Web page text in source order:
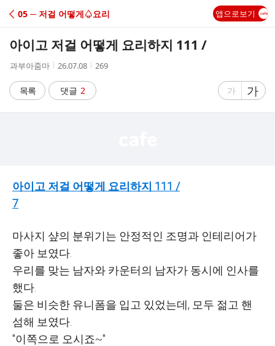
C
A
05 ─ 저걸 어떻게♤요리 앱으로보기
아이고 저걸 어떻게 요리하지 111 /
작
자
과부아줌마
작
시
간
26.07.08
조
수
269
목록 댓글 2
글
가
글
자
가
아이고 저걸 어떻게 요리하지 111 /
7
마사지 샾의 분위기는 안정적인 조명과 인테리어가
좋아 보였다.
우리를 맞는 남자와 카운터의 남자가 동시에 인사를
했다.
둘은 비슷한 유니폼을 입고 있었는데, 모두 젊고 핸
섬해 보였다.
"이쪽으로 오시죠~"